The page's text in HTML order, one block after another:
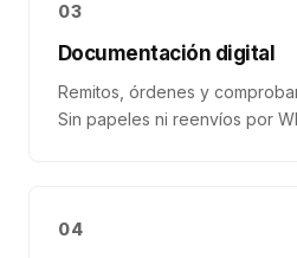
03
Documentación digital
Remitos, órdenes y
Sin papeles ni reenvíos por
04